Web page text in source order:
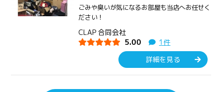
ごみや臭いが気になるお部屋も当店へお任せく
ださい！
CLAP 合同会社
5.00
1件
詳細を見る